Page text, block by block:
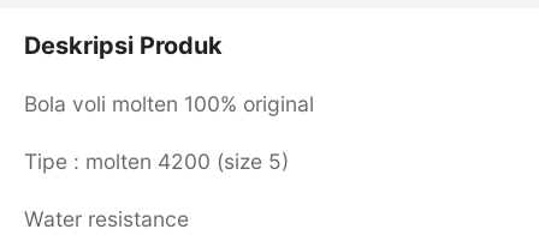
Deskripsi Produk
Bola voli molten 100% original
Tipe : molten 4200 (size 5)
Water resistance